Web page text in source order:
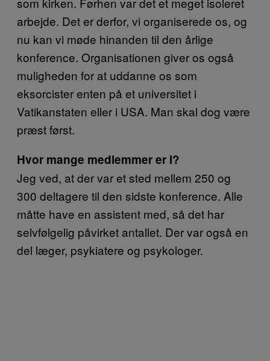
arbejde. Det er derfor, vi organiserede os, og
nu kan vi møde hinanden til den årlige
konference. Organisationen giver os også
muligheden for at uddanne os som
eksorcister enten på et universitet i
Vatikanstaten eller i USA. Man skal dog være
præst først.
Hvor mange medlemmer er I?
Jeg ved, at der var et sted mellem 250 og
300 deltagere til den sidste konference. Alle
måtte have en assistent med, så det har
selvfølgelig påvirket antallet. Der var også en
del læger, psykiatere og psykologer.